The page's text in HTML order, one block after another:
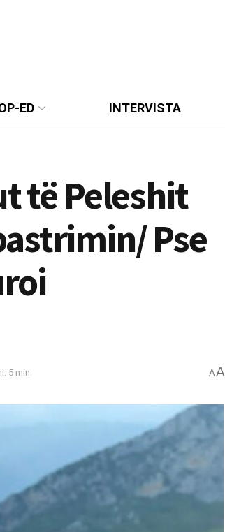
ED INTERVISTA
të Peleshit
Pse
5 min AA